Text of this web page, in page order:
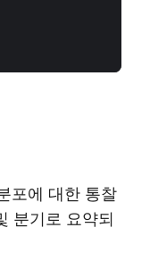
포에 대한 통찰
분기로 요약되